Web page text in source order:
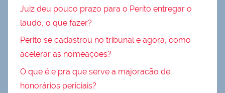
Juiz deu pouco prazo para o Perito entregar o
laudo, o que fazer?
Perito se cadastrou no tribunal e agora, como
acelerar as nomeações?
O que é e pra que serve a majoracão de
honorários periciais?